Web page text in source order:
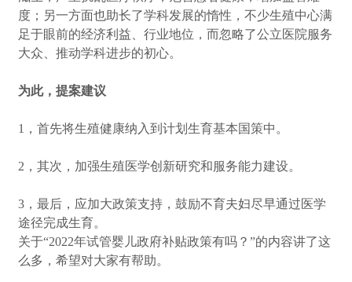
度；另一方面也助长了学科发展的惰性，不少生殖中心满
足于眼前的经济利益、行业地位，而忽略了公立医院服务
大众、推动学科进步的初心。
为此，提案建议
1，首先将生殖健康纳入到计划生育基本国策中。
2，其次，加强生殖医学创新研究和服务能力建设。
3，最后，应加大政策支持，鼓励不育夫妇尽早通过医学
途径完成生育。
关于“2022年试管婴儿政府补贴政策有吗？”的内容讲了这
么多，希望对大家有帮助。